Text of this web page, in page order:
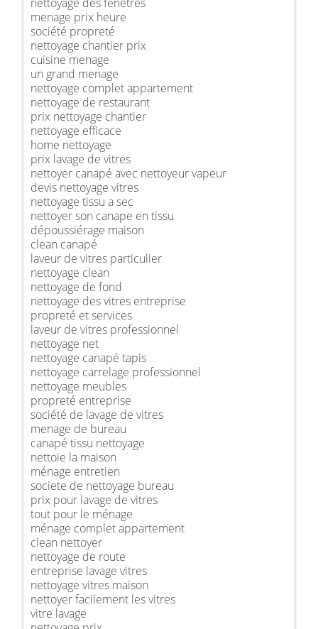
menage prix heure
société propreté
nettoyage chantier prix
cuisine menage
un grand menage
nettoyage complet appartement
nettoyage de restaurant
prix nettoyage chantier
nettoyage efficace
home nettoyage
prix lavage de vitres
nettoyer canapé avec nettoyeur vapeur
devis nettoyage vitres
nettoyage tissu a sec
nettoyer son canape en tissu
dépoussiérage maison
clean canapé
laveur de vitres particulier
nettoyage clean
nettoyage de fond
nettoyage des vitres entreprise
propreté et services
laveur de vitres professionnel
nettoyage net
nettoyage canapé tapis
nettoyage carrelage professionnel
nettoyage meubles
propreté entreprise
société de lavage de vitres
menage de bureau
canapé tissu nettoyage
nettoie la maison
ménage entretien
societe de nettoyage bureau
prix pour lavage de vitres
tout pour le ménage
ménage complet appartement
clean nettoyer
nettoyage de route
entreprise lavage vitres
nettoyage vitres maison
nettoyer facilement les vitres
vitre lavage